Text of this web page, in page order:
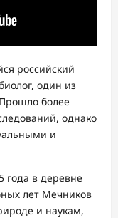
российский
один из
более
однако
и
года в деревне
лет Мечников
и наукам,